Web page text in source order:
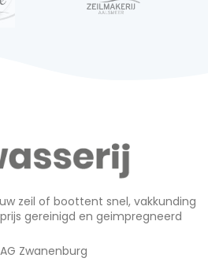
zeil of boottent snel, vakkunding
gereinigd en geimpregneerd
Zwanenburg